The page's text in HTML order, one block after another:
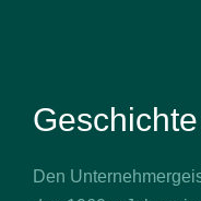
Geschichte
Den